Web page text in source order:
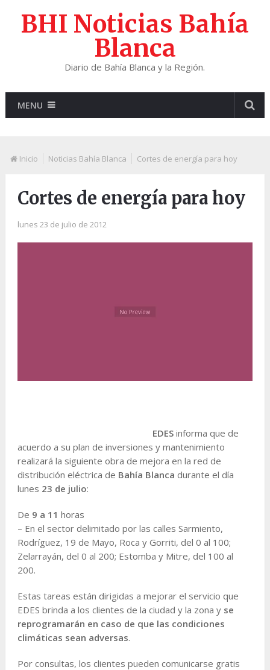
BHI Noticias Bahía
Blanca
Diario de Bahía Blanca y la Región.
MENU
Inicio Noticias Bahía Blanca Cortes de energía para hoy
Cortes de energía para hoy
lunes 23 de julio de 2012
EDESinforma que de
acuerdo a su plan de inversiones y mantenimiento
realizará la siguiente obra de mejora en la red de
distribución eléctrica de Bahía Blanca durante el día
lunes 23 de julio:
De 9 a 11 horas
– En el sector delimitado por las calles Sarmiento,
Rodríguez, 19 de Mayo, Roca y Gorriti, del 0 al 100;
Zelarrayán, del 0 al 200; Estomba y Mitre, del 100 al
200.
Estas tareas están dirigidas a mejorar el servicio que
EDES brinda a los clientes de la ciudad y la zona y se
reprogramarán en caso de que las condiciones
climáticas sean adversas.
Por consultas, los clientes pueden comunicarse gratis